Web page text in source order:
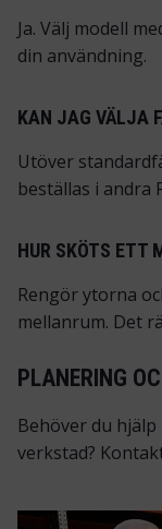
Ja. Välj modell
din användning.
KAN JAG VÄLJA
Utöver
beställas i andra
HUR SKÖTS ETT
Rengör ytorna
mellanrum. Det
PLANERING
Behöver du
verkstad?